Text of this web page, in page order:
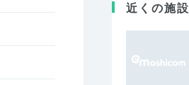
近くの施設